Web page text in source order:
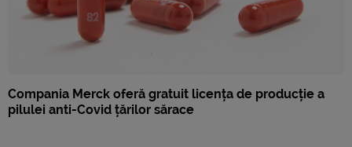
Compania Merck oferă gratuit licența de producție a
pilulei anti-Covid țărilor sărace